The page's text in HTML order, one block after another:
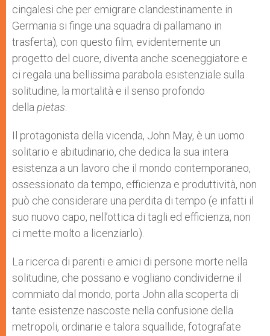
cingalesi che per emigrare clandestinamente in
Germania si finge una squadra di pallamano in
trasferta), con questo film, evidentemente un
progetto del cuore, diventa anche sceneggiatore e
ci regala una bellissima parabola esistenziale sulla
solitudine, la mortalità e il senso profondo
della pietas
Il protagonista della vicenda, John May, è un uomo
solitario e abitudinario, che dedica la sua intera
esistenza a un lavoro che il mondo contemporaneo,
ossessionato da tempo, efficienza e produttività, non
può che considerare una perdita di tempo (e infatti il
suo nuovo capo, nell’ottica di tagli ed efficienza, non
ci mette molto a licenziarlo).
La ricerca di parenti e amici di persone morte nella
solitudine, che possano e vogliano condividerne il
commiato dal mondo, porta John alla scoperta di
tante esistenze nascoste nella confusione della
metropoli, ordinarie e talora squallide, fotografate